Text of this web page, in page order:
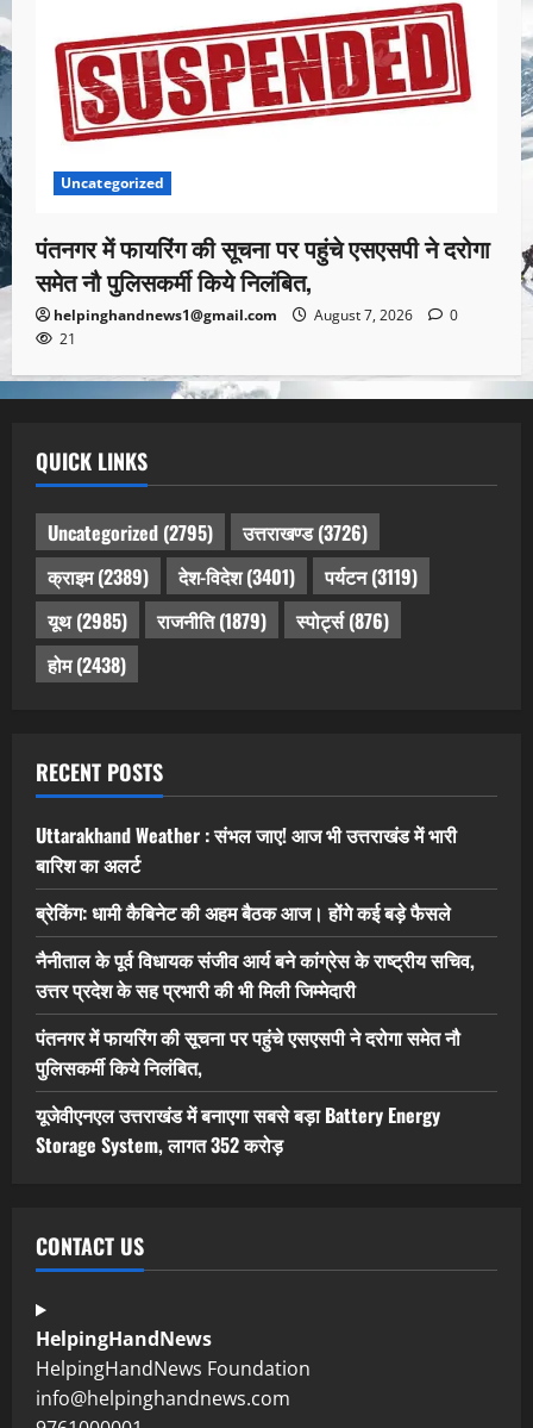
Uncategorized
पंतनगर में फायरिंग की सूचना पर पहुंचे एसएसपी ने दरोगा
समेत नौ पुलिसकर्मी किये निलंबित,
helpinghandnews1@gmail.com August 7, 2026
0
21
QUICK LINKS
Uncategorized (2795) उत्तराखण्ड(3726)
क्राइम(2389) देश-विदेश(3401) पर्यटन(3119)
यूथ(2985) राजनीति(1879) स्पोर्ट्स(876)
होम(2438)
RECENT POSTS
Uttarakhand Weather : संभल जाए! आज भी उत्तराखंड में भारी
बारिश का अलर्ट
ब्रेकिंग: धामी कैबिनेट की अहम बैठक आज। होंगे कई बड़े फैसले
नैनीताल के पूर्व विधायक संजीव आर्य बने कांग्रेस के राष्ट्रीय सचिव,
उत्तर प्रदेश के सह प्रभारी की भी मिली जिम्मेदारी
पंतनगर में फायरिंग की सूचना पर पहुंचे एसएसपी ने दरोगा समेत नौ
पुलिसकर्मी किये निलंबित,
यूजेवीएनएल उत्तराखंड में बनाएगा सबसे बड़ा Battery Energy
Storage System, लागत 352 करोड़
CONTACT US
HelpingHandNews
HelpingHandNews Foundation
info@helpinghandnews.com